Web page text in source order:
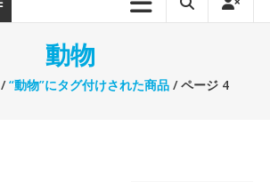
動物
/“動物”にタグ付けされた商品 / ページ 4